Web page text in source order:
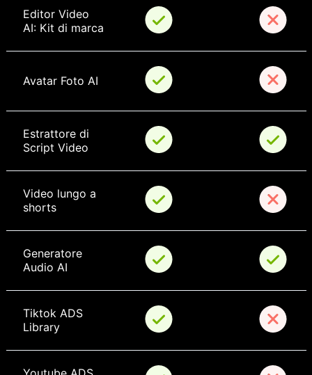
Editor Video
AI: Kit di marca
Avatar Foto AI
Estrattore di
Script Video
Video lungo a
shorts
Generatore
Audio AI
Tiktok ADS
Library